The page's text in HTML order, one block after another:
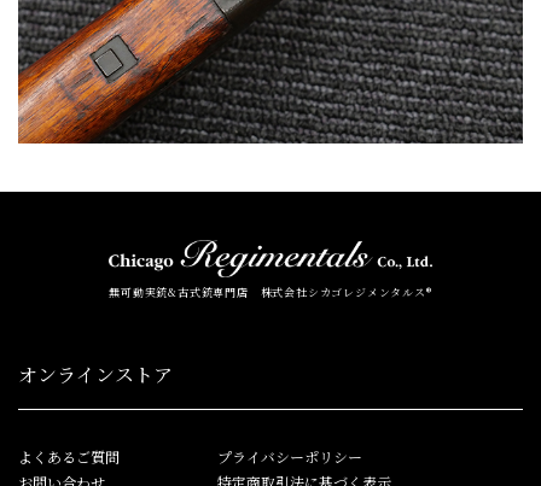
無可動実銃&古式銃専門店 株式会社シカゴレジメンタルス®
オンラインストア
よくあるご質問
お問い合わせ
プライバシーポリシー
特定商取引法に基づく表示